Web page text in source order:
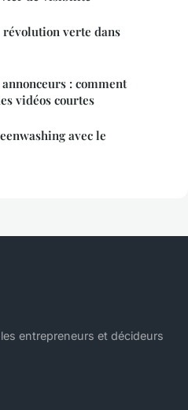
verte dans
: comment
vidéos courtes
avec le
entrepreneurs et décideurs